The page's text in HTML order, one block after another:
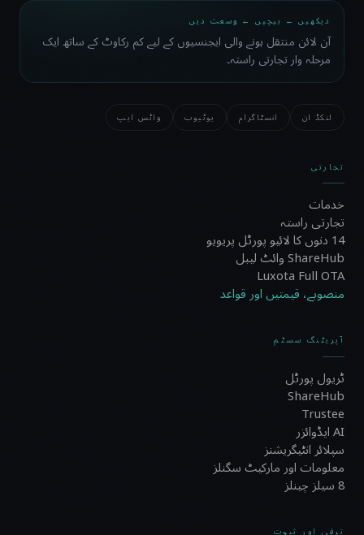
دیکھیں ← بیچیں ← وسعت دیں
آن لائن منتقل ہونے والی ایجنسیوں کے لیے کم رکاوٹ کے ساتھ ایک
مرحلہ وار تجارتی راستہ۔
لنکڈ ان انسٹاگرام یوٹیوب واٹس ایپ
تجارتی
خدمات
تجارتی راستہ
14 دنوں کا لائیو پورٹل پریویو
ShareHub وائٹ لیبل
Luxota Full OTA
منصوبے، قیمتیں اور قواعد
آپریٹنگ سسٹم
ٹریول پورٹل
ShareHub
Trustee
AI ایڈوائزر
سپلائر انٹیگریشنز
معلومات اور مارکیٹ سگنلز
8 سیلز چینلز
ترقی اور ثبوت